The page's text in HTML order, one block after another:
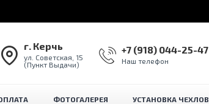
г. Керчь
ул. Советская, 15
(Пункт Выдачи)
+7 (918) 044-25-47
Наш телефон
ФОТОГАЛЕРЕЯ УСТАНОВКА ЧЕХЛОВ